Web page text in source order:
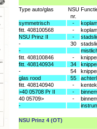
Type auto/glas NSU
nr.
symmetrisch
-
fitt. 408100568
-
NSU Prinz II
-
-
30
-
fitt. 408100846
-
fitt. 408140934
34
-
54
glas rood
55
fitt. 408140940
-
>40 05708 Pr II
-
40 05709>
-
-
NSU Prinz 4 (OT)